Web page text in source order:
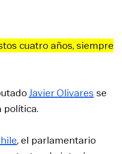
cuatro años, siempre
Javier Olivares se
política.
, el parlamentario